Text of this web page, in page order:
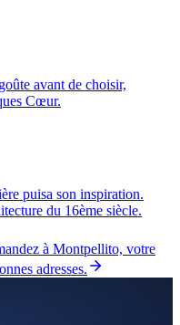
avant de choisir,
Cœur.
puisa son inspiration.
du 16ème siècle.
à Montpellito, votre
adresses.